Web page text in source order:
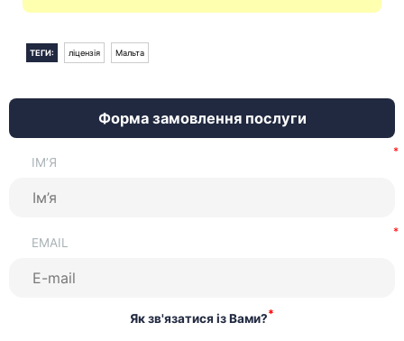
ТЕГИ: ліцензія Мальта
Форма замовлення послуги
ІМ’Я
EMAIL
Як зв'язатися із Вами?*